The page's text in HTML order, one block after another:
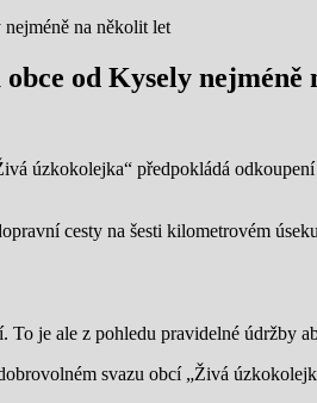
na několit let
od Kysely nejméně
úzkokolejka“ předpokládá
cesty na šesti kilometrovém
je ale z pohledu pravidelné údržby
svazu obcí „Živá